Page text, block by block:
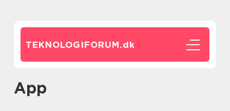
TEKNOLOGIFORUM.dk
App